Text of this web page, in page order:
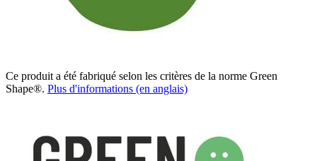
Ce produit a été fabriqué selon les critères de la norme Green
Shape®. Plus d'informations (en anglais)